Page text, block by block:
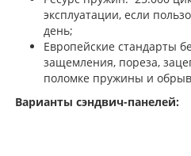
эксплуатации, если
день;
Европейские стандарты
защемления, пореза,
поломке пружины и
Варианты сэндвич-панелей: